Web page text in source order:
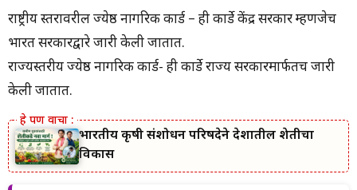
राष्ट्रीय स्तरावरील ज्येष्ठ नागरिक कार्ड – ही कार्डे केंद्र सरकार म्हणजेच
भारत सरकारद्वारे जारी केली जातात.
राज्यस्तरीय ज्येष्ठ नागरिक कार्ड- ही कार्डे राज्य सरकारमार्फतच जारी
केली जातात.
भारतीय कृषी संशोधन परिषदेने देशातील शेतीचा
विकास